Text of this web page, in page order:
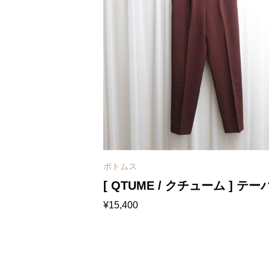
ボトムス
[ QTUME / クチューム ] テー
ドパンツ
¥15,400